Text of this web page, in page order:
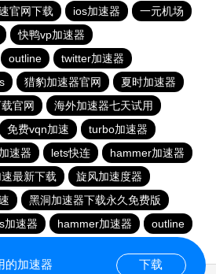
官网下载 ios加速器
一元机场
快鸭vp加速器
outline
twitter加速器
猎豹加速器官网
夏时加速器
官网
海外加速器七天试用
免费vqn加速
turbo加速器
速器 lets快连
hammer加速器
最新下载
旋风加速度器
黑洞加速器下载永久免费版
加速器 hammer加速器
outline
的加速器 下载